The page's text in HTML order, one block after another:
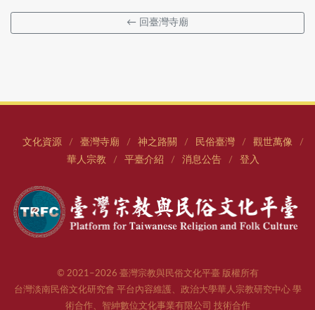
← 回臺灣寺廟
文化資源 / 臺灣寺廟 / 神之路關 / 民俗臺灣 / 觀世萬像 /
華人宗教 / 平臺介紹 / 消息公告 / 登入
© 2021–2026 臺灣宗教與民俗文化平臺 版權所有
台灣淡南民俗文化研究會 平台內容維護、政治大學華人宗教研究中心 學
術合作、智紳數位文化事業有限公司 技術合作